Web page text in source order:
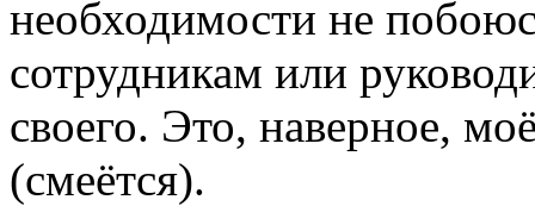
необходимости не
сотрудникам или
своего. Это, наверное,
(смеётся).